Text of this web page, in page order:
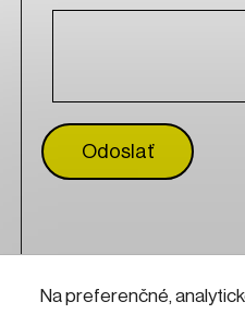
Na preferenčné,
Odoslať
Posledne upravené - 7. 1.
Zmeny v obsahu vyhradené